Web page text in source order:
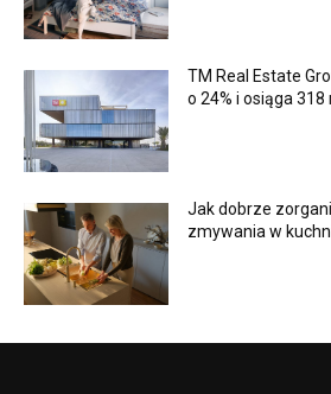
TM Real Estate
o 24% i osiąga
Jak dobrze
zmywania w